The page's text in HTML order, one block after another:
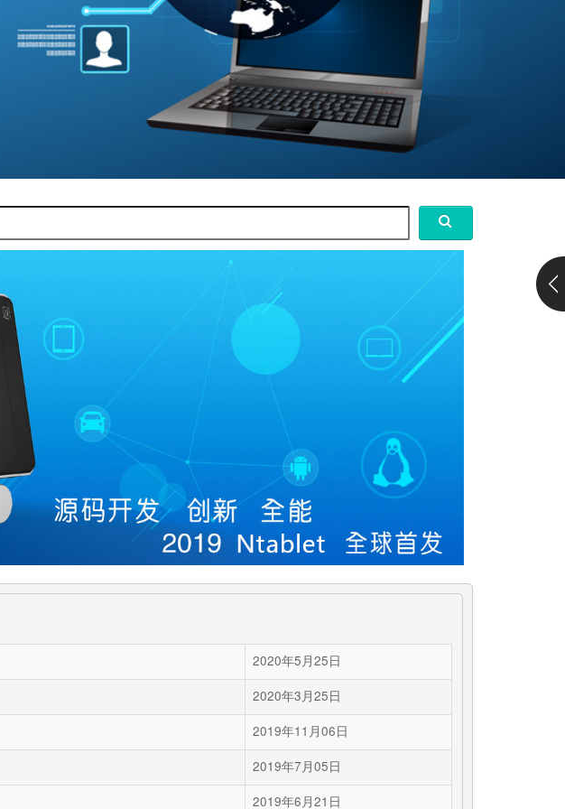
2020年5月25日
2020年3月25日
2019年11月06日
2019年7月05日
2019年6月21日